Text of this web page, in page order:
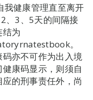
我健康管理直至离开
、3、5天的间隔接
结为
。
亦不可作为出入境
康码显示，则须自
的刑事责任外，尚